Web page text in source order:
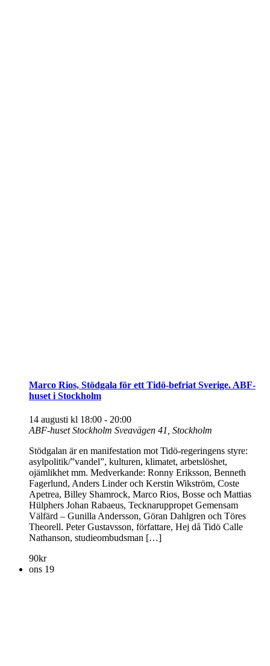
Marco Rios, Stödgala för ett Tidö-befriat Sverige. ABF-
huset i Stockholm
14 augusti kl 18:00 - 20:00
ABF-huset Stockholm Sveavägen 41, Stockholm
Stödgalan är en manifestation mot Tidö-regeringens styre:
asylpolitik/”vandel”, kulturen, klimatet, arbetslöshet,
ojämlikhet mm. Medverkande: Ronny Eriksson, Benneth
Fagerlund, Anders Linder och Kerstin Wikström, Coste
Apetrea, Billey Shamrock, Marco Rios, Bosse och Mattias
Hülphers Johan Rabaeus, Tecknaruppropet Gemensam
Välfärd – Gunilla Andersson, Göran Dahlgren och Töres
Theorell. Peter Gustavsson, författare, Hej då Tidö Calle
Nathanson, studieombudsman […]
90kr
ons 19